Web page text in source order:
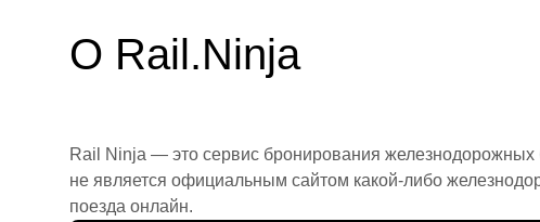
О Rail.Ninja
Rail Ninja — это сервис бронирования железнодорожных
не является официальным сайтом какой-либо
поезда онлайн.